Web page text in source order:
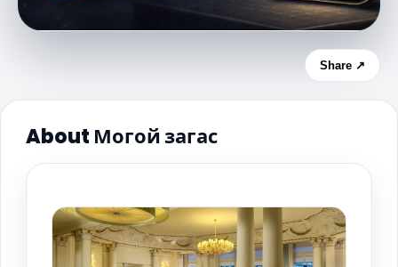
Share ↗
About Могой загас